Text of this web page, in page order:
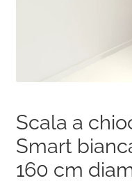
Scala a
Smart
160 cm